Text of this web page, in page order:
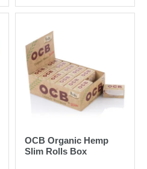
OCB Organic Hemp
Slim Rolls Box